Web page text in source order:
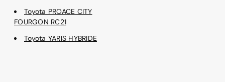
Toyota PROACE CITY
FOURGON RC21
Toyota YARIS HYBRIDE